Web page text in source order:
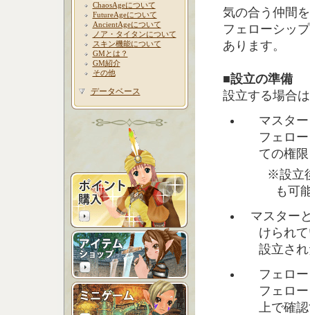
ChaosAgeについて
FutureAgeについて
AncientAgeについて
ノア・タイタンについて
スキン機能について
GMとは？
GM紹介
その他
データベース
気の合う仲間
フェローシッ
あります。
■設立の準備
設立する場合
マスタ
フェロ
ての権
※設立
も可
マスター
けられ
設立さ
フェロ
フェロ
上で確